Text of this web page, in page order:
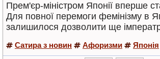
Прем'єр-міністром Японії вперше
Для повної перемоги фемінізму в
залишилося дозволити ще
Сатира з новин Афоризми Японія